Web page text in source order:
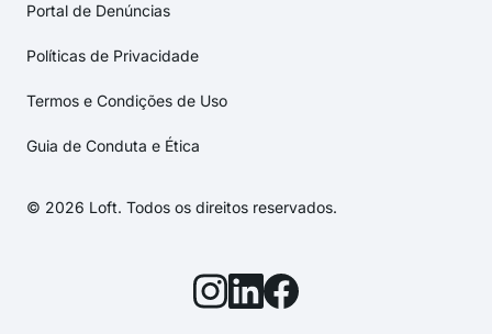
Portal de Denúncias
Políticas de Privacidade
Termos e Condições de Uso
Guia de Conduta e Ética
© 2026 Loft. Todos os direitos reservados.